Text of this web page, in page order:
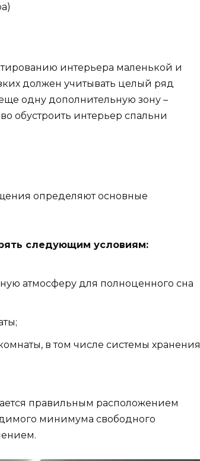
интерьера маленькой и
должен учитывать целый ряд
одну дополнительную зону –
обустроить интерьер спальни
определяют основные
следующим условиям:
атмосферу для полноценного сна
в том числе системы хранения
правильным расположением
минимума свободного